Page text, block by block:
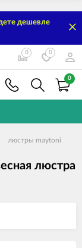
дешевле
0 0
0
люстры maytoni
люстра